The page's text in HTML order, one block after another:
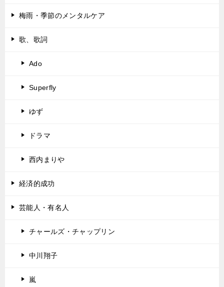
梅雨・季節のメンタルケア
歌、歌詞
Ado
Superfly
ゆず
ドラマ
西内まりや
経済的成功
芸能人・有名人
チャールズ・チャップリン
中川翔子
嵐